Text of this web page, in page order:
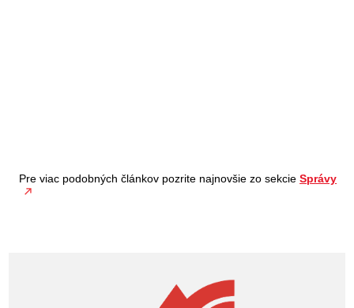
Pre viac podobných článkov pozrite najnovšie zo sekcieSprávy